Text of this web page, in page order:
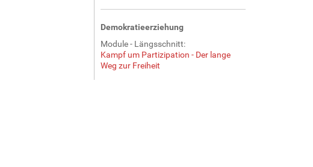
Demokratieerziehung
Module - Längsschnitt:
Kampf um Partizipation - Der lange
Weg zur Freiheit